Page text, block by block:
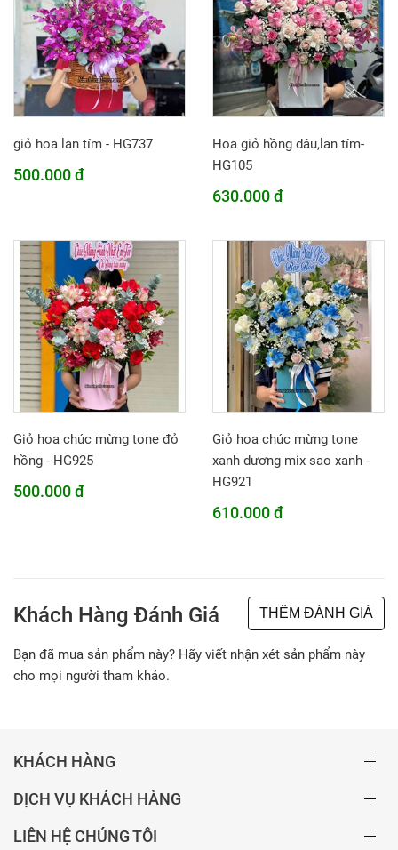
giỏ hoa lan tím - HG737
500.000 đ
Hoa giỏ hồng dâu,lan tím-
HG105
630.000 đ
Giỏ hoa chúc mừng tone đỏ
hồng - HG925
500.000 đ
Giỏ hoa chúc mừng tone
xanh dương mix sao xanh -
HG921
610.000 đ
Khách Hàng Đánh Giá THÊM ĐÁNH GIÁ
Bạn đã mua sản phẩm này? Hãy viết nhận xét sản phẩm này
cho mọi người tham khảo.
KHÁCH HÀNG
DỊCH VỤ KHÁCH HÀNG
LIÊN HỆ CHÚNG TÔI